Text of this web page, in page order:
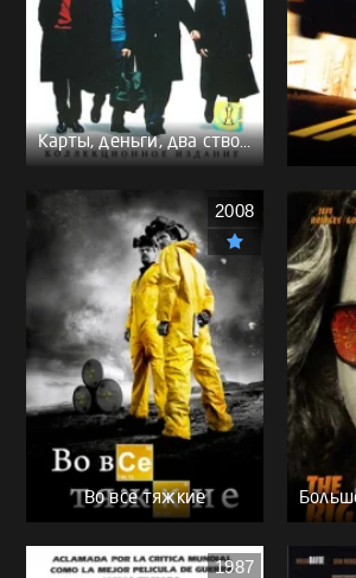
Карты, деньги, два ствола - (Перевод Гоблина)
Во все тяжкие
2008
1987